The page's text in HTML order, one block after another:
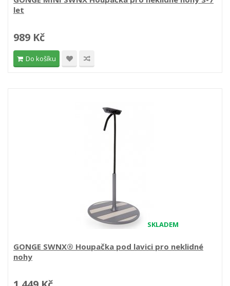
let
989 Kč
Do košíku
SKLADEM
GONGE SWNX® Houpačka pod lavici pro neklidné
nohy